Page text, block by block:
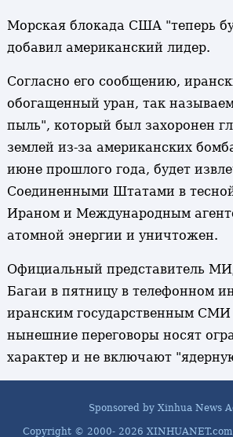
Морская блокада США "теперь
добавил американский лидер.
Согласно его сообщению,
обогащенный уран, так
пыль", который был захоронен
землей из-за американских
июне прошлого года, будет
Соединенными Штатами в
Ираном и Международным
атомной энергии и уничтожен.
Официальный представитель
Багаи в пятницу в телефонном
иранским государственным СМИ
нынешние переговоры носят
характер и не включают
Sponsored by Xinhua News
Copyright © 2000- 2026